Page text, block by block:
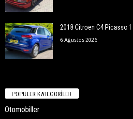
2018 Citroen C4 Picasso
6 Ağustos 2026
POPÜLER KATEGORİLER
Otomobiller